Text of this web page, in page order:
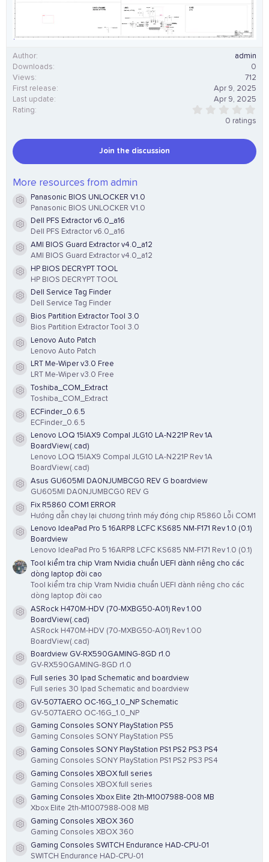
Author
admin
Downloads
0
Views
712
First release
Apr 9, 2025
Last update
Apr 9, 2025
Rating
t
0 ratings
Join the discussion
More resources from admin
Resource icon
Panasonic BIOS UNLOCKER V1.0
Panasonic BIOS UNLOCKER V1.0
Resource icon
Dell PFS Extractor v6.0_a16
Dell PFS Extractor v6.0_a16
Resource icon
AMI BIOS Guard Extractor v4.0_a12
AMI BIOS Guard Extractor v4.0_a12
Resource icon
HP BIOS DECRYPT TOOL
HP BIOS DECRYPT TOOL
Resource icon
Dell Service Tag Finder
Dell Service Tag Finder
Resource icon
Bios Partition Extractor Tool 3.0
Bios Partition Extractor Tool 3.0
Resource icon
Lenovo Auto Patch
Lenovo Auto Patch
Resource icon
LRT Me-Wiper v3.0 Free
LRT Me-Wiper v3.0 Free
Resource icon
Toshiba_COM_Extract
Toshiba_COM_Extract
Resource icon
ECFinder_0.6.5
ECFinder_0.6.5
Resource icon
Lenovo LOQ 15IAX9 Compal JLG10 LA-N221P Rev 1A
BoardView(.cad)
Lenovo LOQ 15IAX9 Compal JLG10 LA-N221P Rev 1A
BoardView(.cad)
Resource icon
Asus GU605MI DA0NJUMBCG0 REV G boardview
GU605MI DA0NJUMBCG0 REV G
Resource icon
Fix R5860 COM1 ERROR
Hướng dẫn chạy lại chương trình máy đóng chip R5860 Lỗi COM1
Resource icon
Lenovo IdeaPad Pro 5 16ARP8 LCFC KS685 NM-F171 Rev 1.0 (0.1)
Boardview
Lenovo IdeaPad Pro 5 16ARP8 LCFC KS685 NM-F171 Rev 1.0 (0.1)
Tool kiểm tra chip Vram Nvidia chuẩn UEFI dành riêng cho các
dòng laptop đời cao
Tool kiểm tra chip Vram Nvidia chuẩn UEFI dành riêng cho các
dòng laptop đời cao
Resource icon
ASRock H470M-HDV (70-MXBG50-A01) Rev 1.00
BoardView(.cad)
ASRock H470M-HDV (70-MXBG50-A01) Rev 1.00
BoardView(.cad)
Resource icon
Boardview GV-RX590GAMING-8GD r1.0
GV-RX590GAMING-8GD r1.0
Resource icon
Full series 30 Ipad Schematic and boardview
Full series 30 Ipad Schematic and boardview
Resource icon
GV-507TAERO OC-16G_1.0_NP Schematic
GV-507TAERO OC-16G_1.0_NP
Resource icon
Gaming Consoles SONY PlayStation PS5
Gaming Consoles SONY PlayStation PS5
Resource icon
Gaming Consoles SONY PlayStation PS1 PS2 PS3 PS4
Gaming Consoles SONY PlayStation PS1 PS2 PS3 PS4
Resource icon
Gaming Consoles XBOX full series
Gaming Consoles XBOX full series
Resource icon
Gaming Consoles Xbox Elite 2th-M1007988-008 MB
Xbox Elite 2th-M1007988-008 MB
Resource icon
Gaming Consoles XBOX 360
Gaming Consoles XBOX 360
Resource icon
Gaming Consoles SWITCH Endurance HAD-CPU-01
SWITCH Endurance HAD-CPU-01